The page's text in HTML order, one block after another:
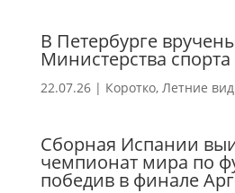
В Петербурге
Министерства
22.07.26| Коротко, Летние
Сборная Испании
чемпионат мира по
победив в финале